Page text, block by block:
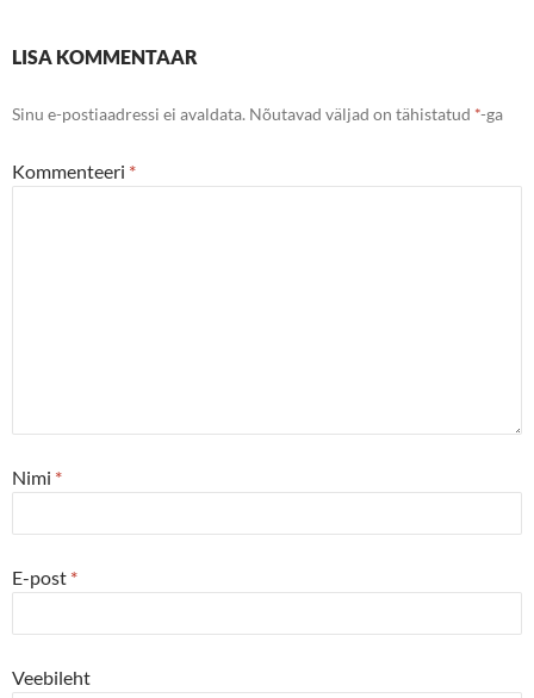
LISA KOMMENTAAR
Sinu e-postiaadressi ei avaldata. Nõutavad väljad on tähistatud *-ga
Kommenteeri *
Nimi *
E-post *
Veebileht